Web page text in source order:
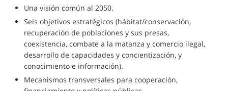
Una visión común al 2050.
Seis objetivos estratégicos (hábitat/conservación,
recuperación de poblaciones y sus presas,
coexistencia, combate a la matanza y comercio ilegal,
desarrollo de capacidades y concientización, y
conocimiento e información).
Mecanismos transversales para cooperación,